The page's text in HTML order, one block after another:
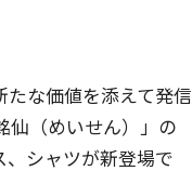
な価値を添えて発信
仙（めいせん）」の
シャツが新登場で